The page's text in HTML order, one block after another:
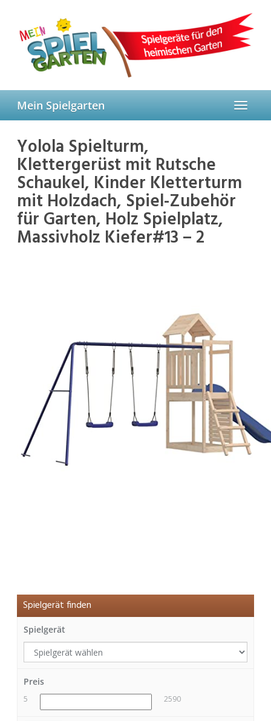
content
Toggle
Mein Spielgarten
Yolola Spielturm,
Klettergerüst mit Rutsche
Schaukel, Kinder Kletterturm
mit Holzdach, Spiel-Zubehör
für Garten, Holz Spielplatz,
Massivholz Kiefer#13 – 2
Spielgerät finden
Spielgerät
Preis
5 2590